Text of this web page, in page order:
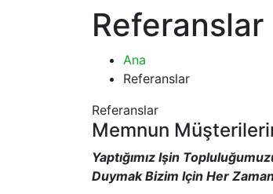
Referanslar
Ana
Referanslar
Referanslar
Memnun
Yaptığımız Işin
Duymak Bizim Için Her